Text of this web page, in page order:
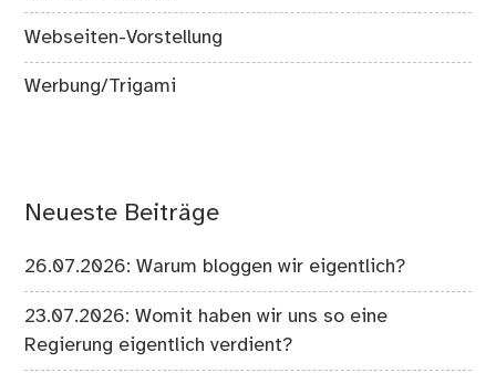
Webseiten-Vorstellung
Werbung/Trigami
Neueste Beiträge
26.07.2026: Warum bloggen wir eigentlich?
23.07.2026: Womit haben wir uns so eine
Regierung eigentlich verdient?